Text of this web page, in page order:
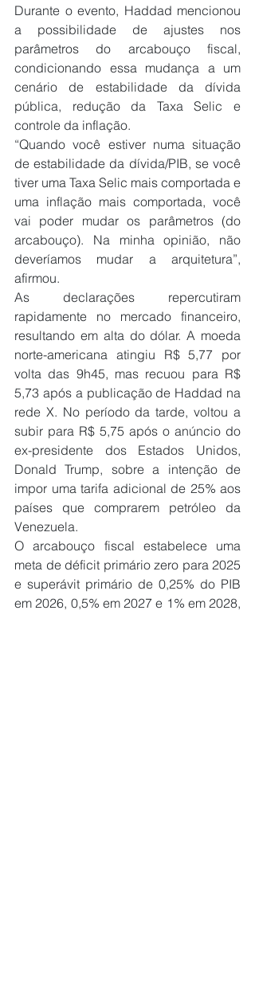
Durante o evento, Haddad mencionou
a possibilidade de ajustes nos
parâmetros do arcabouço fiscal,
condicionando essa mudança a um
cenário de estabilidade da dívida
pública, redução da Taxa Selic e
controle da inflação.
“Quando você estiver numa situação
de estabilidade da dívida/PIB, se você
tiver uma Taxa Selic mais comportada e
uma inflação mais comportada, você
vai poder mudar os parâmetros (do
arcabouço). Na minha opinião, não
deveríamos mudar a arquitetura”,
afirmou.
As declarações repercutiram
rapidamente no mercado financeiro,
resultando em alta do dólar. A moeda
norte-americana atingiu R$ 5,77 por
volta das 9h45, mas recuou para R$
5,73 após a publicação de Haddad na
rede X. No período da tarde, voltou a
subir para R$ 5,75 após o anúncio do
ex-presidente dos Estados Unidos,
Donald Trump, sobre a intenção de
impor uma tarifa adicional de 25% aos
países que comprarem petróleo da
Venezuela.
O arcabouço fiscal estabelece uma
meta de déficit primário zero para 2025
e superávit primário de 0,25% do PIB
em 2026, 0,5% em 2027 e 1% em 2028,